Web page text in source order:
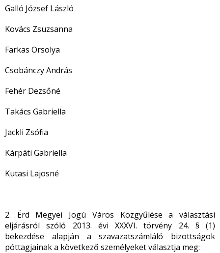
Galló József László
Kovács Zsuzsanna
Farkas Orsolya
Csobánczy András
Fehér Dezsőné
Takács Gabriella
Jackli Zsófia
Kárpáti Gabriella
Kutasi Lajosné
2. Érd Megyei Jogú Város Közgyűlése a választási
eljárásról szóló 2013. évi XXXVI. törvény 24. § (1)
bekezdése alapján a szavazatszámláló bizottságok
póttagjainak a következő személyeket választja meg: